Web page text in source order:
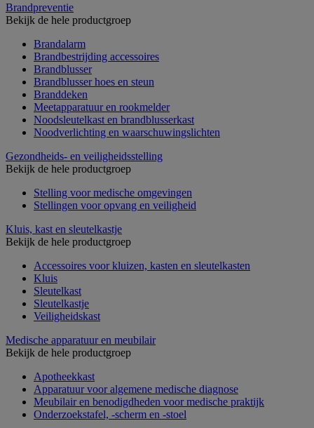
Brandpreventie
Bekijk de hele productgroep
Brandalarm
Brandbestrijding accessoires
Brandblusser
Brandblusser hoes en steun
Branddeken
Meetapparatuur en rookmelder
Noodsleutelkast en brandblusserkast
Noodverlichting en waarschuwingslichten
Gezondheids- en veiligheidsstelling
Bekijk de hele productgroep
Stelling voor medische omgevingen
Stellingen voor opvang en veiligheid
Kluis, kast en sleutelkastje
Bekijk de hele productgroep
Accessoires voor kluizen, kasten en sleutelkasten
Kluis
Sleutelkast
Sleutelkastje
Veiligheidskast
Medische apparatuur en meubilair
Bekijk de hele productgroep
Apotheekkast
Apparatuur voor algemene medische diagnose
Meubilair en benodigdheden voor medische praktijk
Onderzoekstafel, -scherm en -stoel